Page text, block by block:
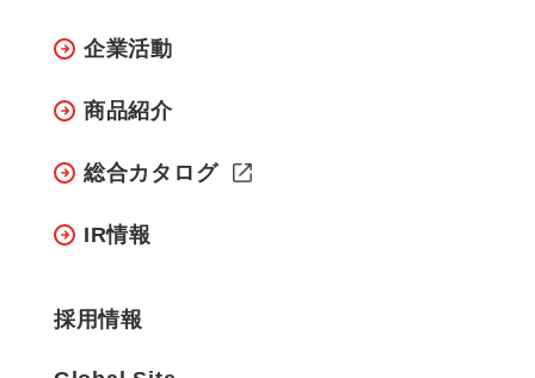
企業活動
商品紹介
総合カタログ
IR情報
採用情報